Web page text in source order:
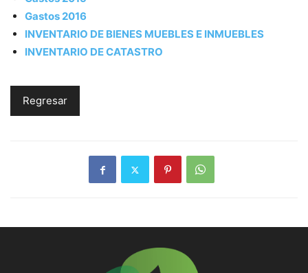
Gastos 2016
INVENTARIO DE BIENES MUEBLES E INMUEBLES
INVENTARIO DE CATASTRO
Regresar